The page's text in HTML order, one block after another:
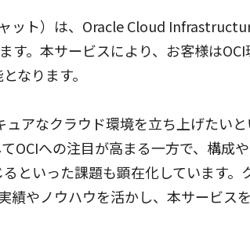
ット）は、Oracle Cloud
。本サービスにより、お客様は
なります。
アなクラウド環境を立ち上げたい
OCIへの注目が高まる一方で、構成
といった課題も顕在化しています。
績やノウハウを活かし、本サービス